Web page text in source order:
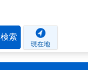
検索
現在地